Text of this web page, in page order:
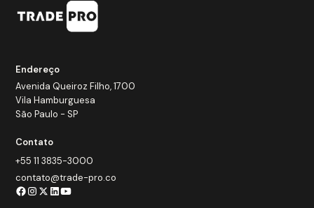
Endereço
Avenida Queiroz Filho, 1700
Vila Hamburguesa
São Paulo - SP
Contato
+55 11 3835-3000
contato@trade-pro.co